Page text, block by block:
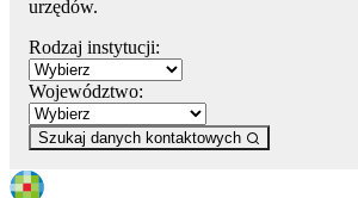
urzędów.
Rodzaj instytucji:
Województwo:
Szukaj danych kontaktowych